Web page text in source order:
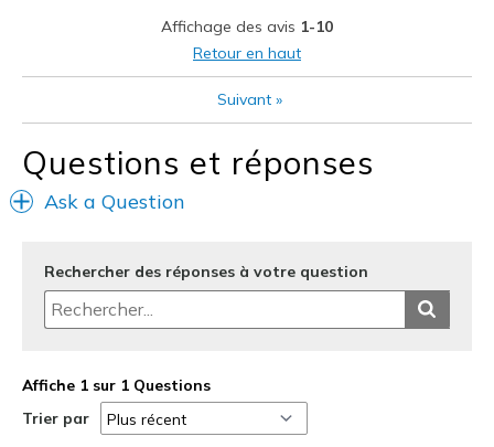
Les meilleures utilisations
Casual Wear
Going Out
Special Occasions
Travel
Feels true to size
View On Shoes
Affichage des avis 1-10
Retour en haut
Suivant »
Questions et réponses
Ask a Question
Rechercher des réponses à votre question
Affiche 1 sur 1 Questions
Trier par